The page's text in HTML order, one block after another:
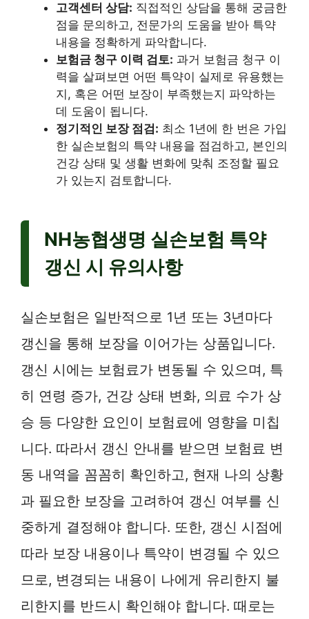
고객센터 상담: 직접적인 상담을 통해 궁금한
점을 문의하고, 전문가의 도움을 받아 특약
내용을 정확하게 파악합니다.
보험금 청구 이력 검토: 과거 보험금 청구 이
력을 살펴보면 어떤 특약이 실제로 유용했는
지, 혹은 어떤 보장이 부족했는지 파악하는
데 도움이 됩니다.
정기적인 보장 점검: 최소 1년에 한 번은 가입
한 실손보험의 특약 내용을 점검하고, 본인의
건강 상태 및 생활 변화에 맞춰 조정할 필요
가 있는지 검토합니다.
NH농협생명 실손보험 특약
갱신 시 유의사항
실손보험은 일반적으로 1년 또는 3년마다
갱신을 통해 보장을 이어가는 상품입니다.
갱신 시에는 보험료가 변동될 수 있으며, 특
히 연령 증가, 건강 상태 변화, 의료 수가 상
승 등 다양한 요인이 보험료에 영향을 미칩
니다. 따라서 갱신 안내를 받으면 보험료 변
동 내역을 꼼꼼히 확인하고, 현재 나의 상황
과 필요한 보장을 고려하여 갱신 여부를 신
중하게 결정해야 합니다. 또한, 갱신 시점에
따라 보장 내용이나 특약이 변경될 수 있으
므로, 변경되는 내용이 나에게 유리한지 불
리한지를 반드시 확인해야 합니다. 때로는